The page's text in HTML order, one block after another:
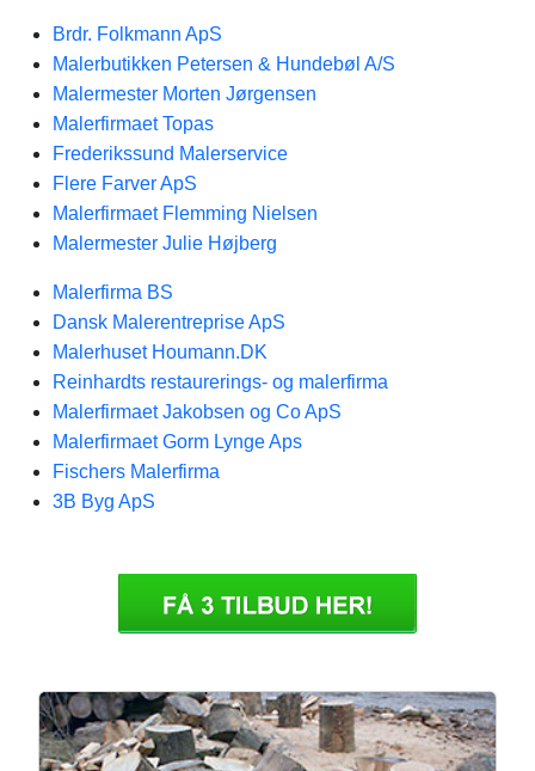
Brdr. Folkmann ApS
Malerbutikken Petersen & Hundebøl A/S
Malermester Morten Jørgensen
Malerfirmaet Topas
Frederikssund Malerservice
Flere Farver ApS
Malerfirmaet Flemming Nielsen
Malermester Julie Højberg
Malerfirma BS
Dansk Malerentreprise ApS
Malerhuset Houmann.DK
Reinhardts restaurerings- og malerfirma
Malerfirmaet Jakobsen og Co ApS
Malerfirmaet Gorm Lynge Aps
Fischers Malerfirma
3B Byg ApS